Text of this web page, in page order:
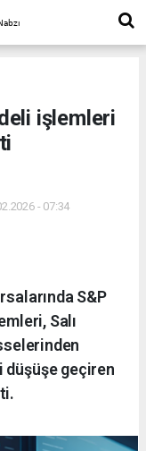
işlemleri
- 07:34
S&P
Salı
düşüşe geçiren